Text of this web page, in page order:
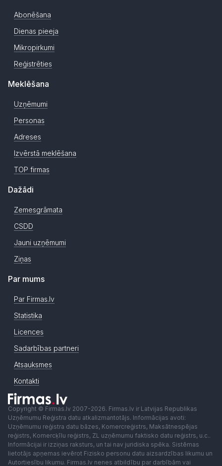
Abonēšana
Dienas pieeja
Mikropirkumi
Reģistrēties
Meklēšana
Uzņēmumi
Personas
Adreses
Izvērstā meklēšana
TOP firmas
Dažādi
Zemesgrāmata
CSDD
Jauni uzņēmumi
Ziņas
Par mums
Par Firmas.lv
Statistika
Licences
Sadarbības partneri
Atsauksmes
Kontakti
Copyright © Firmas.lv 2007-2026. Firmas.lv ir Latvijas Republikas
Uzņēmumu Reģistra datu atkalizmantotājs. Informācijas avoti:
Uzņēmumu reģistra datu bāzes, Komercreģistrs, Maksātnespējas
reģistrs, Komercķīlu reģistrs, ZL uzņēmumu faktisko datu reģistrs, u.c..
Informācijai ir izziņas raksturs, un tai nav juridiska spēka. Sistēmas
lietotājs apņemas ievērot Fizisko personu datu aizsardzības likumu un
Autortiesību likumu. Firmas.lv nenes atbildību par darbībām vai